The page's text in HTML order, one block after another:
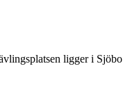
ligger i